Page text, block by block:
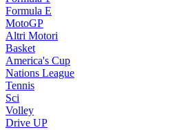
Formula E
MotoGP
Altri Motori
Basket
America's Cup
Nations League
Tennis
Sci
Volley
Drive UP